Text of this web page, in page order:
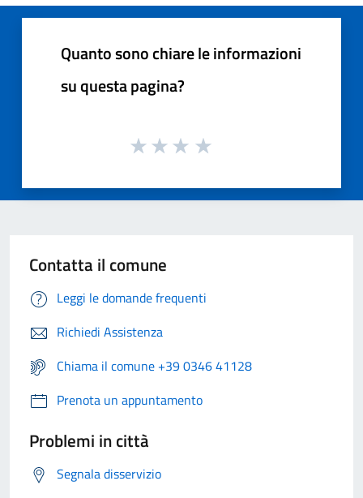
Quanto sono chiare le informazioni
su questa pagina?
Contatta il comune
Leggi le domande frequenti
Richiedi Assistenza
Chiama il comune +39 0346 41128
Prenota un appuntamento
Problemi in città
Segnala disservizio